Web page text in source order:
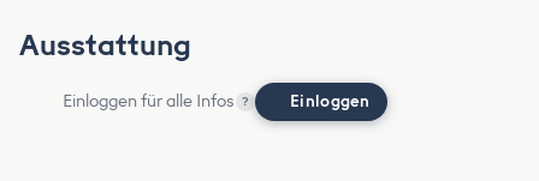
Ausstattung
Einloggen für alle Infos ? Einloggen